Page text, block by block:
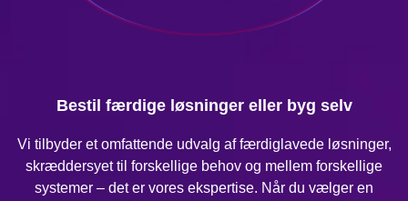
Bestil færdige løsninger eller byg selv
Vi tilbyder et omfattende udvalg af færdiglavede løsninger,
skræddersyet til forskellige behov og mellem forskellige
systemer – det er vores ekspertise. Når du vælger en